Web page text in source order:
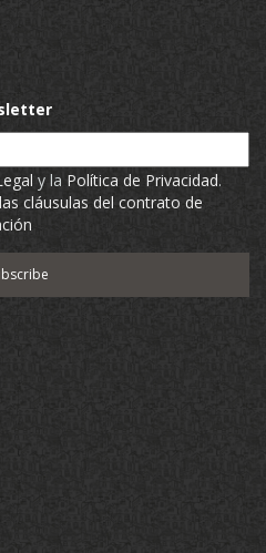
y la Política de Privacidad.
las cláusulas del contrato de